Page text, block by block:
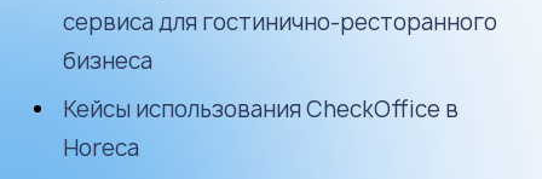
сервиса для гостинично-ресторанного
бизнеса
Кейсы использования CheckOffice в
Horeca